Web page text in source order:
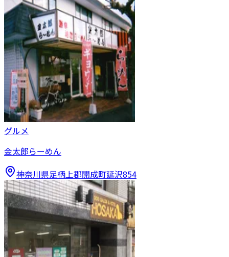
グルメ
金太郎らーめん
神奈川県足柄上郡開成町延沢854